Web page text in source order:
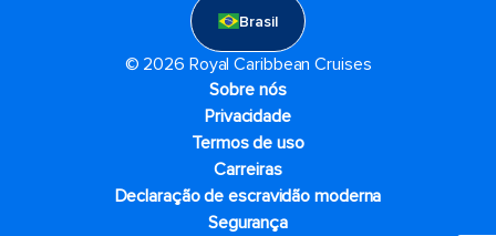
Brasil
© 2026 Royal Caribbean Cruises
Sobre nós
Privacidade
Termos de uso
Carreiras
Declaração de escravidão moderna
Segurança